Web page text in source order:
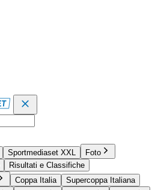
Sportmediaset XXL
Foto
Risultati e Classifiche
Coppa Italia
Supercoppa Italiana